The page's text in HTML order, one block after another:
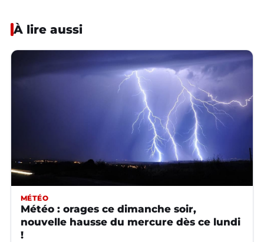
À lire aussi
MÉTÉO
Météo : orages ce dimanche soir,
nouvelle hausse du mercure dès ce lundi
!